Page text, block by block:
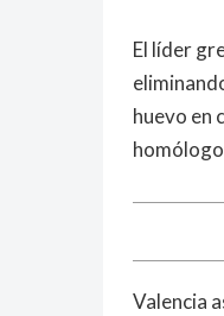
El líder
huevo en
Valencia